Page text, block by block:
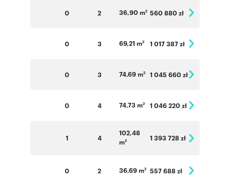
0 2 36,90 m2 560 880 zł
0 3 69,21 m2 1 017 387 zł
0 3 74,69 m2 1 045 660 zł
0 4 74,73 m2 1 046 220 zł
1 4
102,48
m2 1 393 728 zł
0 2 36,69 m2 557 688 zł